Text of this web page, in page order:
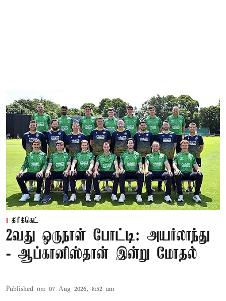
கிரிக்கெட்
2வது ஒருநாள் போட்டி: அயர்லாந்து
- ஆப்கானிஸ்தான் இன்று மோதல்
Published on: 07 Aug 2026, 8:52 am